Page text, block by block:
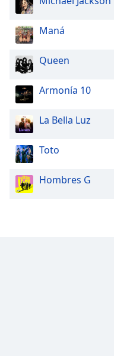
Maná
Queen
Armonía 10
La Bella Luz
Toto
Hombres G